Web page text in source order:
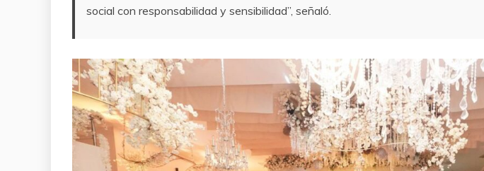
social con responsabilidad y sensibilidad”, señaló.